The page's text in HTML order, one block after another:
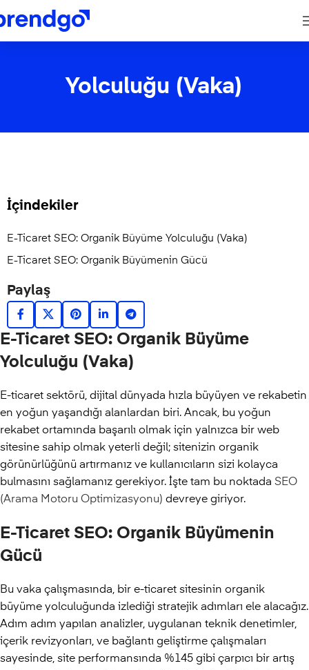
Yolculuğu (Vaka)
İçindekiler
E-Ticaret SEO: Organik Büyüme Yolculuğu (Vaka)
E-Ticaret SEO: Organik Büyümenin Gücü
Paylaş
E-Ticaret SEO: Organik Büyüme
Yolculuğu (Vaka)
E-ticaret sektörü, dijital dünyada hızla büyüyen ve rekabetin
en yoğun yaşandığı alanlardan biri. Ancak, bu yoğun
rekabet ortamında başarılı olmak için yalnızca bir web
sitesine sahip olmak yeterli değil; sitenizin organik
görünürlüğünü artırmanız ve kullanıcıların sizi kolayca
bulmasını sağlamanız gerekiyor. İşte tam bu noktada SEO
(Arama Motoru Optimizasyonu) devreye giriyor.
E-Ticaret SEO: Organik Büyümenin
Gücü
Bu vaka çalışmasında, bir e-ticaret sitesinin organik
büyüme yolculuğunda izlediği stratejik adımları ele alacağız.
Adım adım yapılan analizler, uygulanan teknik denetimler,
içerik revizyonları, ve bağlantı geliştirme çalışmaları
sayesinde, site performansında %145 gibi çarpıcı bir artış